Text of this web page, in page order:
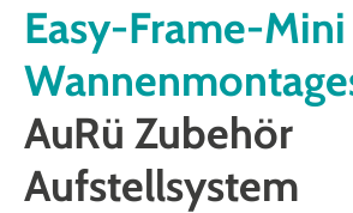
Easy-Frame-Mini
AuRü Zubehör
Aufstellsystem